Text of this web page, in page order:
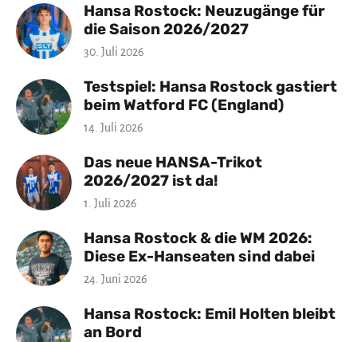
Hansa Rostock: Neuzugänge für
die Saison 2026/2027
30. Juli 2026
Testspiel: Hansa Rostock gastiert
beim Watford FC (England)
14. Juli 2026
Das neue HANSA-Trikot
2026/2027 ist da!
1. Juli 2026
Hansa Rostock & die WM 2026:
Diese Ex-Hanseaten sind dabei
24. Juni 2026
Hansa Rostock: Emil Holten bleibt
an Bord